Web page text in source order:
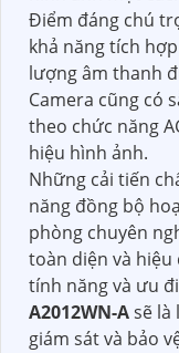
Điểm đáng chú
khả năng tích
lượng âm thanh
Camera cũng có
theo chức năng
hiệu hình ảnh.
Những cải tiến
năng đồng bộ
phòng chuyên
toàn diện và
tính năng và ưu
A2012WN-Asẽ là
giám sát và bảo